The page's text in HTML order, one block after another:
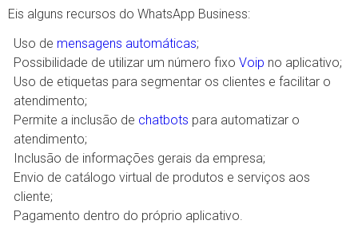
Eis alguns recursos do WhatsApp Business:
Uso de mensagens automáticas;
Possibilidade de utilizar um número fixo Voip no aplicativo;
Uso de etiquetas para segmentar os clientes e facilitar o
atendimento;
Permite a inclusão de chatbots para automatizar o
atendimento;
Inclusão de informações gerais da empresa;
Envio de catálogo virtual de produtos e serviços aos
cliente;
Pagamento dentro do próprio aplicativo.